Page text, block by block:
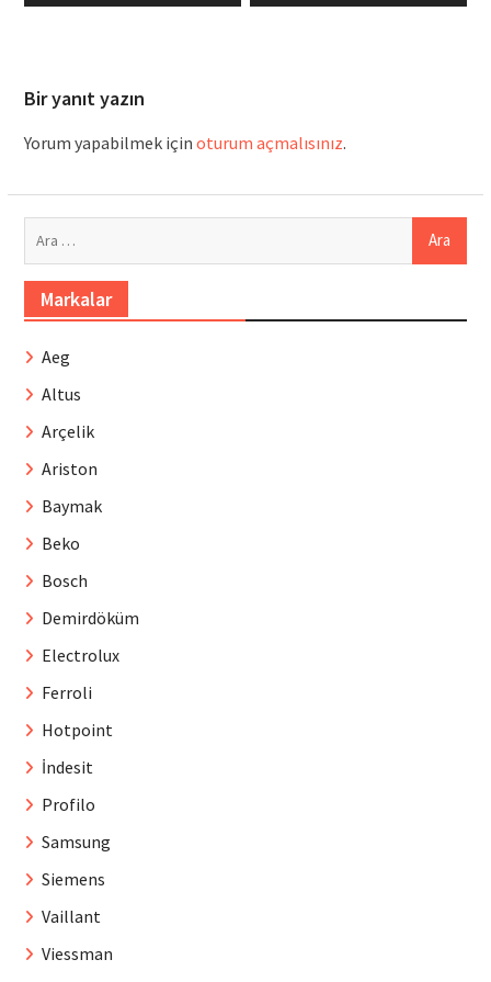
Bir yanıt yazın
Yorum yapabilmek için oturum açmalısınız.
Markalar
Aeg
Altus
Arçelik
Ariston
Baymak
Beko
Bosch
Demirdöküm
Electrolux
Ferroli
Hotpoint
İndesit
Profilo
Samsung
Siemens
Vaillant
Viessman